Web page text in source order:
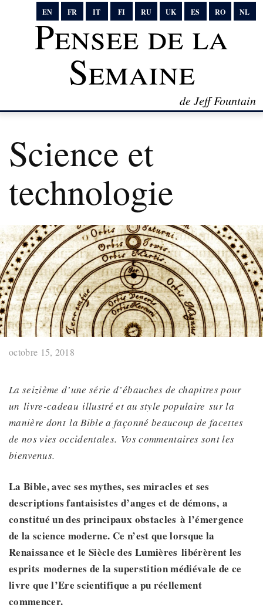
EN FR IT FI RU UK ES RO NL
Pensee de la
Semaine
de Jeff Fountain
Science et
technologie
octobre 15, 2018
La seizième d’une série d’ébauches de chapitres pour
un livre-cadeau illustré et au style populaire sur la
manière dont la Bible a façonné beaucoup de facettes
de nos vies occidentales. Vos commentaires sont les
bienvenus.
La Bible, avec ses mythes, ses miracles et ses
descriptions fantaisistes d’anges et de démons,a
constitué un des principaux obstacles à l’émergence
de la science moderne. Ce n’est que lorsque la
Renaissance et le Siècle des Lumières libérèrent les
esprits modernes de la superstition médiévale de ce
livre quel’Erescientifique a pu réellement
commencer.